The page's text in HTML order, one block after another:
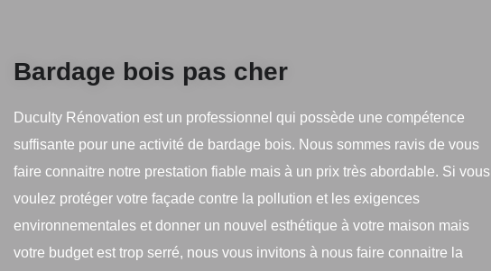
Bardage bois pas cher
Duculty Rénovation est un professionnel qui possède une compétence
suffisante pour une activité de bardage bois. Nous sommes ravis de vous
faire connaitre notre prestation fiable mais à un prix très abordable. Si vous
voulez protéger votre façade contre la pollution et les exigences
environnementales et donner un nouvel esthétique à votre maison mais
votre budget est trop serré, nous vous invitons à nous faire connaitre la